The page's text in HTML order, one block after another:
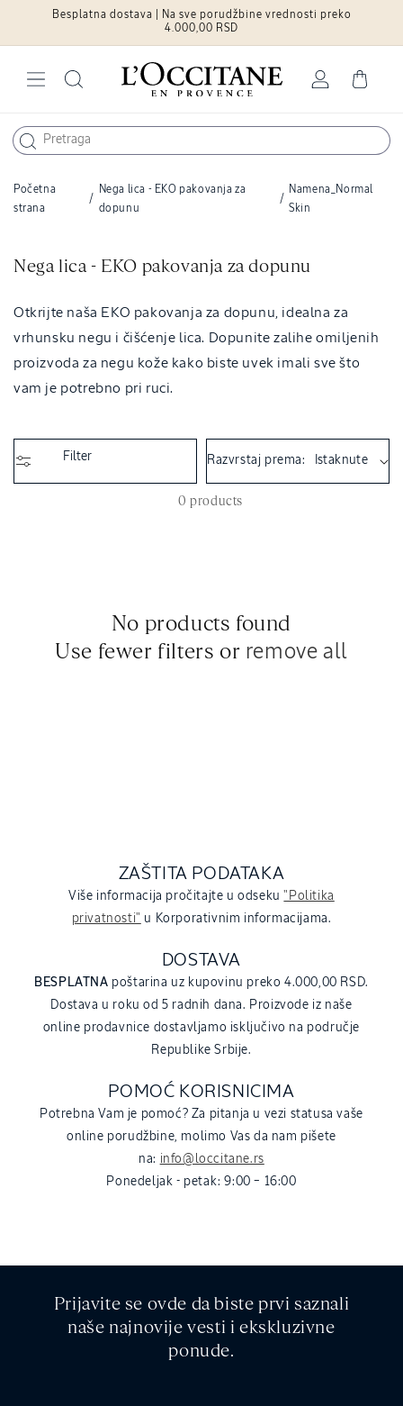
Pređite naBesplatna dostava | Na sve porudžbine vrednosti preko
4.000,00 RSD
in
Cart
Početna
strana
/
Nega lica - EKO pakovanja za
dopunu
/
Namena_Normal
Skin
C
l
l
e
c
o
Nega lica - EKO pakovanja za dopunu
Otkrijte naša EKO pakovanja za dopunu, idealna za
vrhunsku negu i čišćenje lica. Dopunite zalihe omiljenih
proizvoda za negu kože kako biste uvek imali sve što
vam je potrebno pri ruci.
Filter Razvrstaj prema:
0 products
No products found
Use fewer filters or remove all
ZAŠTITA PODATAKA
Više informacija pročitajte u odseku"Politika
privatnosti" u Korporativnim informacijama.
DOSTAVA
BESPLATNA poštarina uz kupovinu preko 4.000,00 RSD.
Dostava u roku od 5 radnih dana. Proizvode iz naše
online prodavnice dostavljamo isključivo na područje
Republike Srbije.
POMOĆ KORISNICIMA
Potrebna Vam je pomoć? Za pitanja u vezi statusa vaše
online porudžbine, molimo Vas da nam pišete
na: info@loccitane.rs
Ponedeljak - petak: 9:00 – 16:00
Prijavite se ovde da biste prvi saznali
naše najnovije vesti i ekskluzivne
ponude.